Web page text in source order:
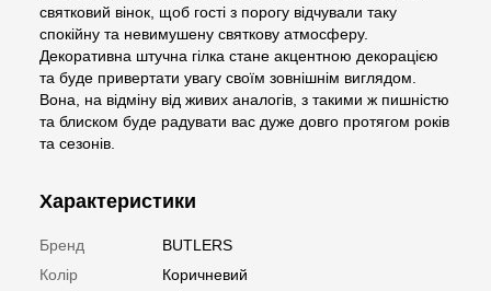
святковий вінок, щоб гості з порогу відчували таку
спокійну та невимушену святкову атмосферу.
Декоративна штучна гілка стане акцентною декорацією
та буде привертати увагу своїм зовнішнім виглядом.
Вона, на відміну від живих аналогів, з такими ж пишністю
та блиском буде радувати вас дуже довго протягом років
та сезонів.
Характеристики
Бренд
BUTLERS
Колір
Коричневий